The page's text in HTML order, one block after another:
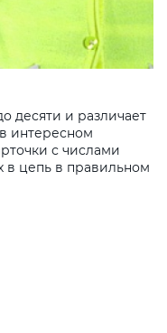
десяти и различает
интересном
с числами
в цепь в правильном